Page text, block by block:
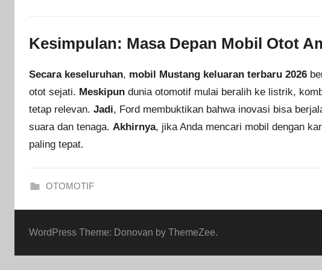
Kesimpulan: Masa Depan Mobil Otot
Secara keseluruhan, mobil Mustang keluaran terbaru 2026
otot sejati. Meskipun dunia otomotif mulai beralih ke listrik,
tetap relevan. Jadi, Ford membuktikan bahwa inovasi bisa
suara dan tenaga. Akhirnya, jika Anda mencari mobil dengan
paling tepat.
OTOMOTIF
WordPress Theme: Donovan by ThemeZee.